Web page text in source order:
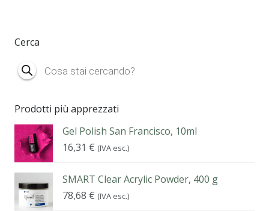
Cerca
Products
search
Prodotti più apprezzati
Gel Polish San Francisco, 10ml
16,31 € (IVA esc.)
SMART Clear Acrylic Powder, 400 g
78,68 € (IVA esc.)